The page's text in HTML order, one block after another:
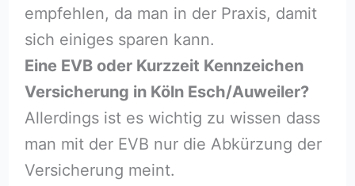
empfehlen, da man in der Praxis, damit
sich einiges sparen kann.
Eine EVB oder Kurzzeit Kennzeichen
Versicherung in Köln Esch/Auweiler?
Allerdings ist es wichtig zu wissen dass
man mit der EVB nur die Abkürzung der
Versicherung meint.